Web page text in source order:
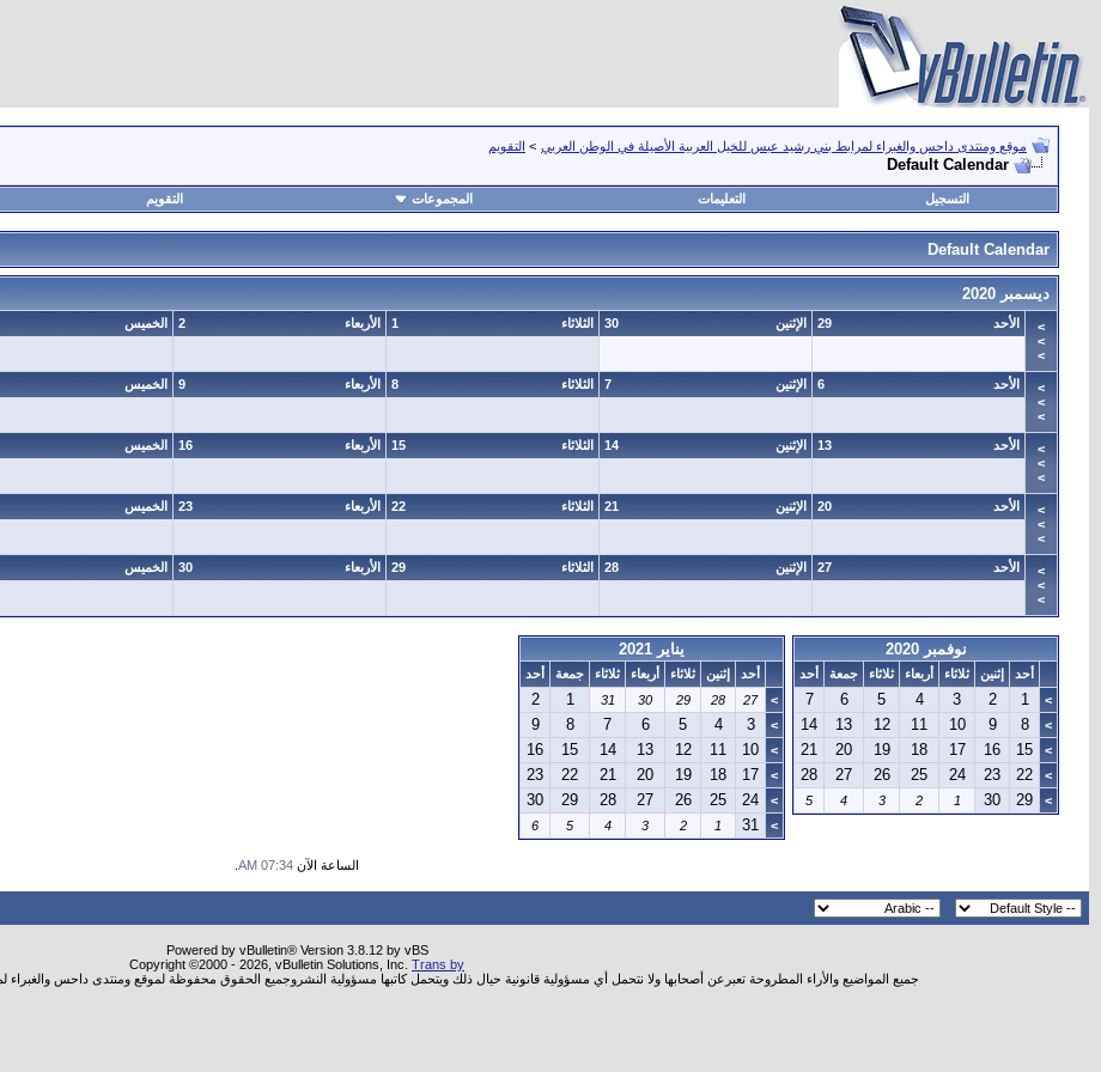
موقع ومنتدى داحس والغبراء لمرابط بني رشيد عبس للخيل العربية الأصيلة في الوطن العربي > التقويم
Default Calendar
التسجيل التعليمات المجموعات التقويم
Default Calendar
ديسمبر 2020
>
>
>
29 الأحد 30 الإثنين 1 الثلاثاء 2 الأربعاء الخميس
>
>
>
6 الأحد 7 الإثنين 8 الثلاثاء 9 الأربعاء الخميس
>
>
>
13 الأحد 14 الإثنين 15 الثلاثاء 16 الأربعاء الخميس
>
>
>
20 الأحد 21 الإثنين 22 الثلاثاء 23 الأربعاء الخميس
>
>
>
27 الأحد 28 الإثنين 29 الثلاثاء 30 الأربعاء الخميس
نوفمبر 2020
أحد إثنين ثلاثاء أربعاء ثلاثاء جمعة
أحد
>
1
2
3
4
5
6
7
>
8
9
10
11
12
13
14
>
15
16
17
18
19
20
21
>
22
23
24
25
26
27
28
>
29
30
1
2
3
4
5
يناير 2021
أحد إثنين ثلاثاء أربعاء ثلاثاء جمعة
أحد
>
27
28
29
30
31
1
2
>
3
4
5
6
7
8
9
>
10
11
12
13
14
15
16
>
17
18
19
20
21
22
23
>
24
25
26
27
28
29
30
>
31
1
2
3
4
5
6
الساعة الآن 07:34 AM
Powered by vBulletin® Version 3.8.12 by vBS
Copyright ©2000 - 2026, vBulletin Solutions, Inc. Trans by
جميع المواضيع والأراء المطروحة تعبرعن أصحابها ولا نتحمل أي مسؤولية قانونية حيال ذلك ويتحمل كاتبها مسؤولية النشروجميع الحقوق محفوظة لموقع ومنتدى داحس